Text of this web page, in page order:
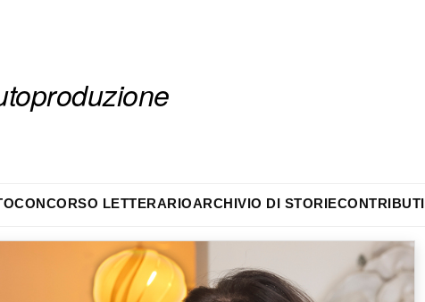
CONCORSO LETTERARIOARCHIVIO DI STORIECONTRIBUTI